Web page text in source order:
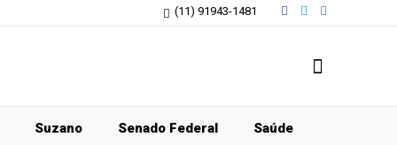
(11) 91943-1481
Suzano Senado Federal Saúde